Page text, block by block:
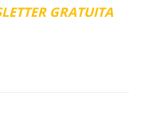
GRATUITA